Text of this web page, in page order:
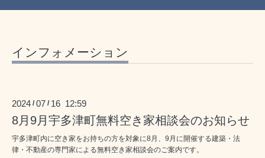
インフォメーション
2024 /07 / 16 12:59
8月9月宇多津町無料空き家相談会のお知らせ
宇多津町内に空き家をお持ちの方を対象に8月、9月に開催する建築・法
律・不動産の専門家による無料空き家相談会のご案内です。